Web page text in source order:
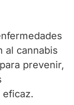
al cannabis
prevenir,